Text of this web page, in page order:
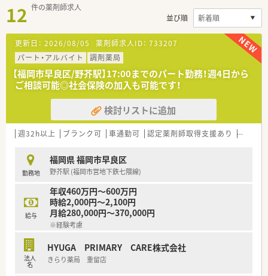
12 件の薬剤師求人
並び順
更新日： 2026/08/05 薬剤師求人ID： 733207
パート・アルバイト
調剤薬局
【福岡市早良区/野芥駅】17:00までのパート勤務！週4日から
ご相談可能◎社会保険の加入も可能です！
検討リストに追加
週32h以上 ブランク可 車通勤可 認定薬剤師取得支援あり シフト
勤務地
福岡県 福岡市早良区
野芥駅 (福岡市営地下鉄七隈線)
給与
年収460万円～600万円
時給2,000円～2,100円
月給280,000円～370,000円
※経験考慮
法人
名
HYUGA PRIMARY CARE株式会社
きらり薬局 重留店